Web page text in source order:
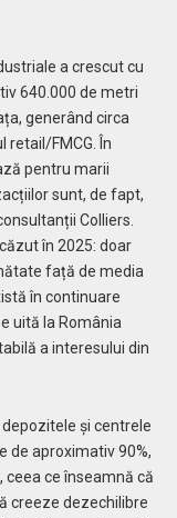
a crescut cu
640.000 de metri
generând circa
retail/FMCG. În
pentru marii
sunt, de fapt,
Colliers.
în 2025: doar
față de media
în continuare
uită la România
a interesului din
și centrele
de aproximativ 90%,
ceea ce înseamnă că
creeze dezechilibre